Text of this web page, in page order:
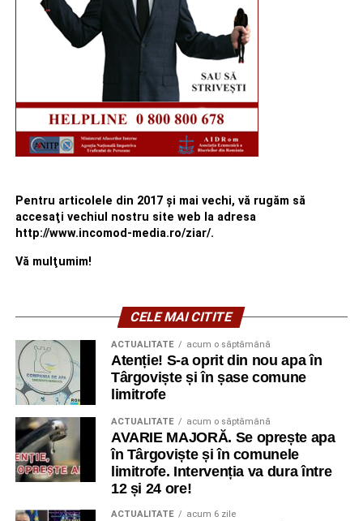
Pentru articolele din 2017 şi mai vechi, vă rugăm să
accesaţi vechiul nostru site web la adresa
http://www.incomod-media.ro/ziar/.
Vă mulţumim!
CELE MAI CITITE
ACTUALITATE acum o săptămână
Atenție! S-a oprit din nou apa în
Târgoviște și în șase comune
limitrofe
ACTUALITATE acum o săptămână
AVARIE MAJORĂ. Se oprește apa
în Târgoviște și în comunele
limitrofe. Intervenția va dura între
12 și 24 ore!
ACTUALITATE acum 6 zile